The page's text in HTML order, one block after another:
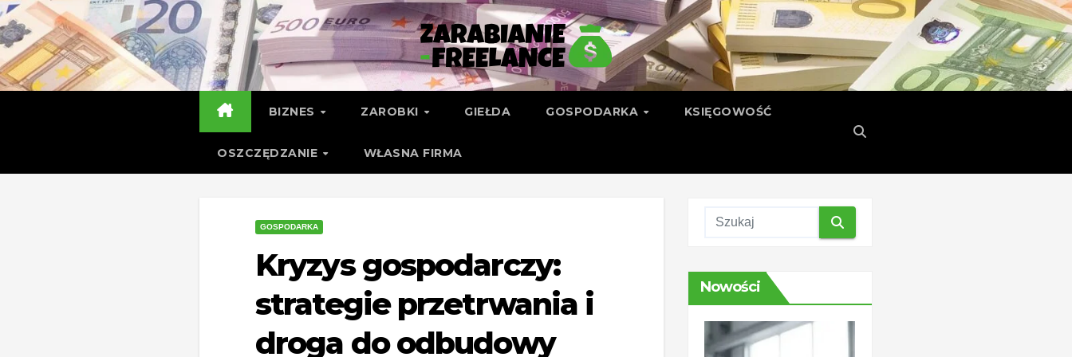
Skip
to
content
BIZNES ZAROBKI GIEŁDA GOSPODARKA KSIĘGOWOŚĆ
OSZCZĘDZANIE WŁASNA FIRMA
GOSPODARKA
Kryzys gospodarczy:
strategie przetrwania i
droga do odbudowy
Nowości